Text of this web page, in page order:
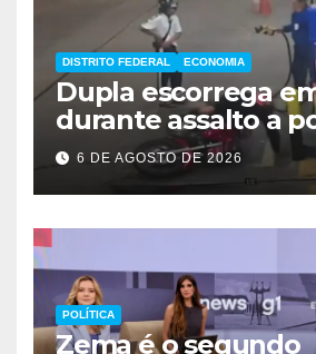
DISTRITO FEDERAL ECONOMIA
Dupla escorrega
durante assalto a
Ceilândia
6 DE AGOSTO DE 2026
POLÍTICA
Zema é o segundo